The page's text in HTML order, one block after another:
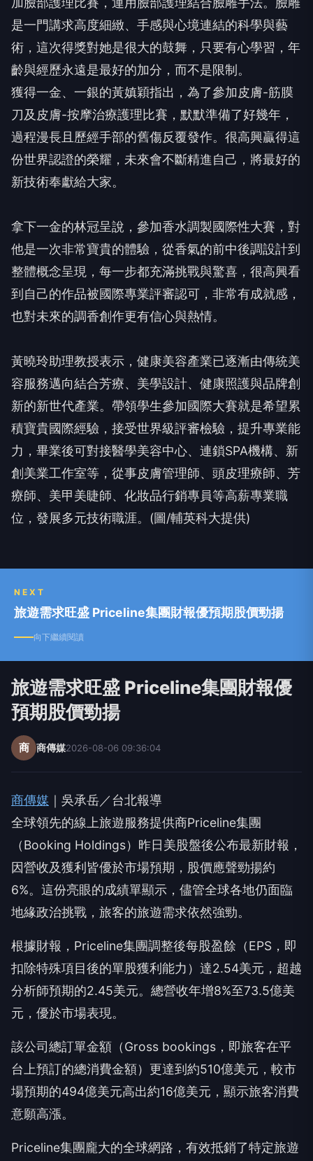
是一門講求高度細緻、手感與心境連結的科學與藝
術，這次得獎對她是很大的鼓舞，只要有心學習，年
齡與經歷永遠是最好的加分，而不是限制。
獲得一金、一銀的黃嫃穎指出，為了參加皮膚-筋膜
刀及皮膚-按摩治療護理比賽，默默準備了好幾年，
過程漫長且歷經手部的舊傷反覆發作。很高興贏得這
份世界認證的榮耀，未來會不斷精進自己，將最好的
新技術奉獻給大家。
拿下一金的林冠呈說，參加香水調製國際性大賽，對
他是一次非常寶貴的體驗，從香氣的前中後調設計到
整體概念呈現，每一步都充滿挑戰與驚喜，很高興看
到自己的作品被國際專業評審認可，非常有成就感，
也對未來的調香創作更有信心與熱情。
黃曉玲助理教授表示，健康美容產業已逐漸由傳統美
容服務邁向結合芳療、美學設計、健康照護與品牌創
新的新世代產業。帶領學生參加國際大賽就是希望累
積寶貴國際經驗，接受世界級評審檢驗，提升專業能
力，畢業後可對接醫學美容中心、連鎖SPA機構、新
創美業工作室等，從事皮膚管理師、頭皮理療師、芳
療師、美甲美睫師、化妝品行銷專員等高薪專業職
位，發展多元技術職涯。(圖/輔英科大提供)
NEXT
旅遊需求旺盛 Priceline集團財報優預期股價勁揚
向下繼續閱讀
旅遊需求旺盛 Priceline集團財報優
預期股價勁揚
商 商傳媒2026-08-06 09:36:04
商傳媒 ｜吳承岳／台北報導
全球領先的線上旅遊服務提供商Priceline集團
（Booking Holdings）昨日美股盤後公布最新財報，
因營收及獲利皆優於市場預期，股價應聲勁揚約
6%。這份亮眼的成績單顯示，儘管全球各地仍面臨
地緣政治挑戰，旅客的旅遊需求依然強勁。
根據財報，Priceline集團調整後每股盈餘（EPS，即
扣除特殊項目後的單股獲利能力）達2.54美元，超越
分析師預期的2.45美元。總營收年增8%至73.5億美
元，優於市場表現。
該公司總訂單金額（Gross bookings，即旅客在平
台上預訂的總消費金額）更達到約510億美元，較市
場預期的494億美元高出約16億美元，顯示旅客消費
意願高漲。
Priceline集團龐大的全球網路，有效抵銷了特定旅遊